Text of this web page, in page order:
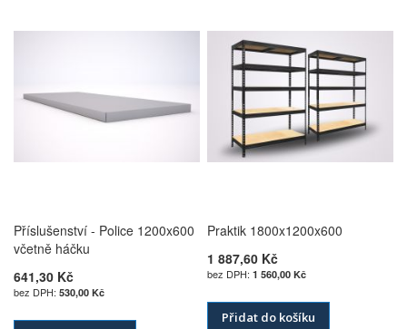
POROVNÁNÍ
POROVNÁNÍ
Příslušenství - Police 1200x600
včetně háčku
641,30 Kč
530,00 Kč
Praktik 1800x1200x600
1 887,60 Kč
1 560,00 Kč
Přidat do košíku